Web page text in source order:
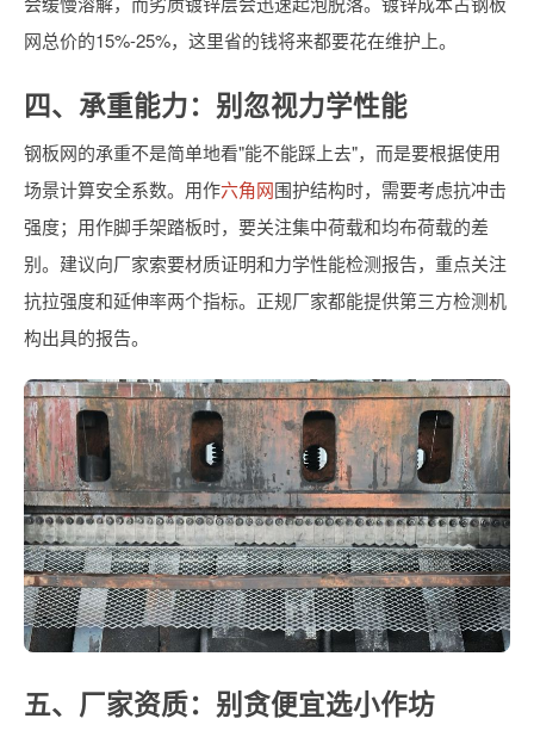
网总价的15%-25%，这里省的钱将来都要花在维护上。
四、承重能力：别忽视力学性能
钢板网的承重不是简单地看"能不能踩上去"，而是要根据使用
场景计算安全系数。用作六角网围护结构时，需要考虑抗冲击
强度；用作脚手架踏板时，要关注集中荷载和均布荷载的差
别。建议向厂家索要材质证明和力学性能检测报告，重点关注
抗拉强度和延伸率两个指标。正规厂家都能提供第三方检测机
构出具的报告。
五、厂家资质：别贪便宜选小作坊